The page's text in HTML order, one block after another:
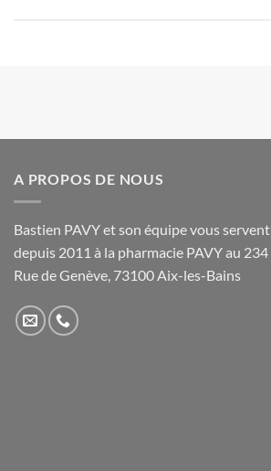
A PROPOS DE NOUS
Bastien PAVY et son équipe vous servent
depuis 2011 à la pharmacie PAVY au 234
Rue de Genève, 73100 Aix-les-Bains